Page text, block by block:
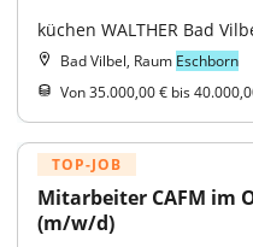
küchen WALTHER Bad
Bad Vilbel, Raum Eschborn
Von 35.000,00 € bis
TOP-JOB
Mitarbeiter CAFM im
(m/w/d)